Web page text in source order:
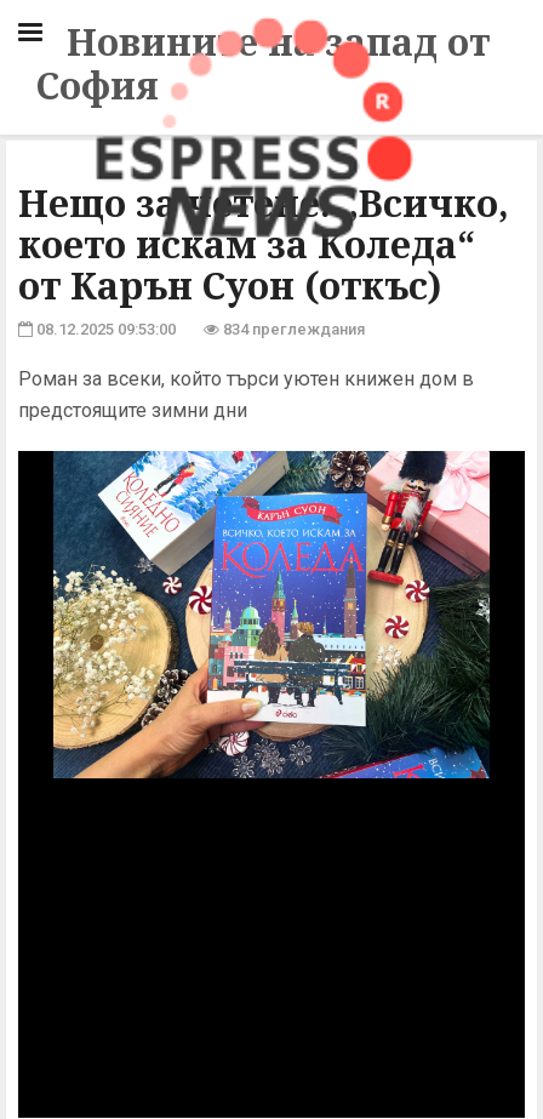
Новините на запад от
София
Нещо за четене: „Всичко,
което искам за Коледа“
от Карън Суон (откъс)
08.12.2025 09:53:00 834 преглеждания
Роман за всеки, който търси уютен книжен дом в
предстоящите зимни дни